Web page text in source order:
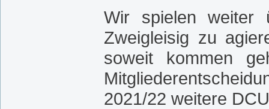
Wir spielen weiter
Zweigleisig zu
soweit kommen
2021/22 weitere